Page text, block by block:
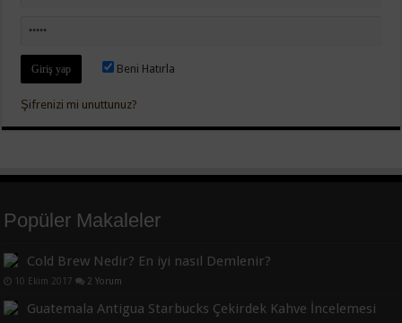
Beni Hatırla
Şifrenizi mi unuttunuz?
Popüler Makaleler
Cold Brew Nedir? En iyi nasıl Demlenir?
10 Ekim 2017 2 Yorum
Guatemala Antigua Starbucks Çekirdek Kahve İncelemesi